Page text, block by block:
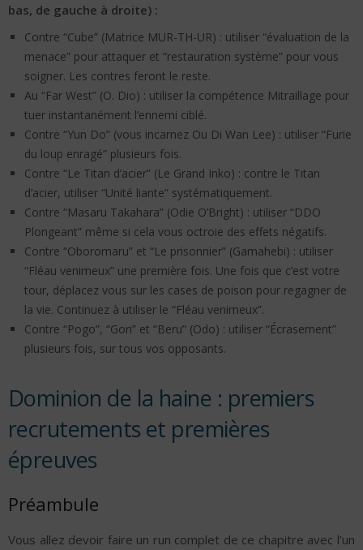
bas, de gauche à droite) :
Contre “Cube” (Matrice MUR-TH-UR) : utiliser “évaluation de la
menace” pour attaquer et “restauration système” pour vous
soigner. Les contres feront le reste.
Au “Far West” (O. Dio) : utiliser la compétence Mitraillage pour
tuer instantanément l’ennemi ciblé.
Contre “Yun Do” (vous incarnez Ou Di Wan Lee) : utiliser “Furie
du loup enragé” plusieurs fois.
Contre “Le Titan d’acier” (Le Grand Inko) : contre le Titan
d’acier, utiliser “Unité liante” systématiquement.
Contre “Masaru Takahara” (Odie O’Bright) : utiliser “DDO
Plongeant” même si cela vous octroie des effets négatifs.
Contre “Oboromaru” et “Le prisonnier” (Gamahebi) : utiliser
“Fléau venimeux” une première fois. Une fois que c’est votre
tour, déplacez vous sur les cases de poison pour regagner de
la vie. Continuez à utiliser le “Fléau venimeux”.
Contre “Pogo”, “Gori” et “Beru” (Odo) : utiliser “Écrasement”
plusieurs fois, sur tous vos opposants.
Dominion de la haine : premiers
recrutements et premières
épreuves
Préambule
Vous allez devoir faire un run complet de ce chapitre avec l’un